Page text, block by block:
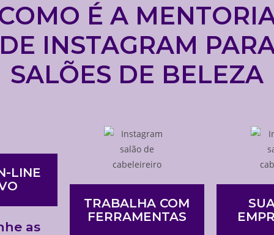
É A
DE INSTAGRAM
SALÕES DE BELEZA
LINE
as
TRABALHA COM
FERRAMENTAS